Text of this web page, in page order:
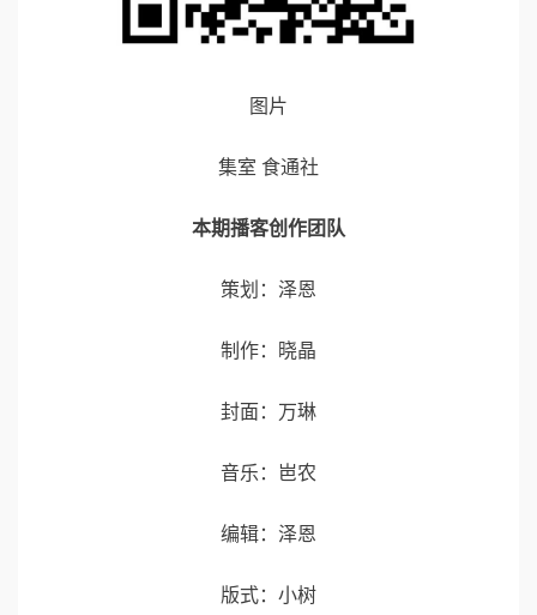
图片
集室 食通社
本期播客创作团队
策划：泽恩
制作：晓晶
封面：万琳
音乐：岜农
编辑：泽恩
版式：小树